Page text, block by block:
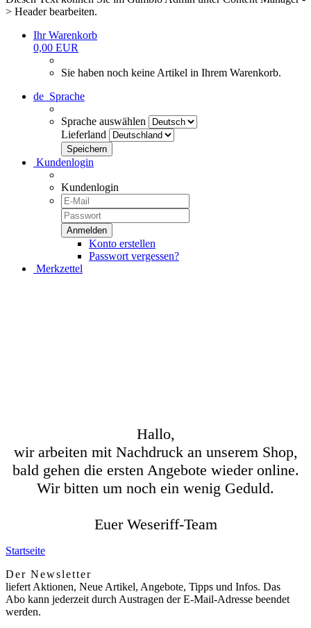
> Header bearbeiten.
Ihr Warenkorb
0,00 EUR
Sie haben noch keine Artikel in Ihrem Warenkorb.
de Sprache
Sprache auswählen
Lieferland
Kundenlogin
Kundenlogin
Konto erstellen
Passwort vergessen?
Merkzettel
Hallo,
wir arbeiten mit Nachdruck an unserem Shop,
bald gehen die ersten Angebote wieder online.
Wir bitten um noch ein wenig Geduld.
Euer Weseriff-Team
Startseite
Der Newsletter
liefert Aktionen, Neue Artikel, Angebote, Tipps und Infos. Das
Abo kann jederzeit durch Austragen der E-Mail-Adresse beendet
werden.